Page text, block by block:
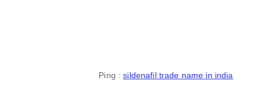
Ping :sildenafil trade name in india